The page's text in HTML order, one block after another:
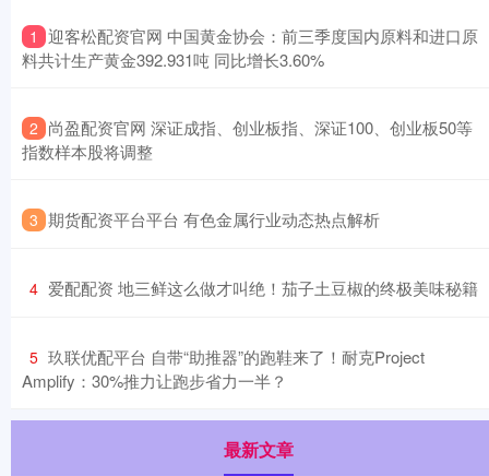
1 ​迎客松配资官网 中国黄金协会：前三季度国内原料和进口原
料共计生产黄金392.931吨 同比增长3.60%
2 ​尚盈配资官网 深证成指、创业板指、深证100、创业板50等
指数样本股将调整
3 ​期货配资平台平台 有色金属行业动态热点解析
4 ​爱配配资 地三鲜这么做才叫绝！茄子土豆椒的终极美味秘籍
5 ​玖联优配平台 自带“助推器”的跑鞋来了！耐克Project
Amplify：30%推力让跑步省力一半？
最新文章